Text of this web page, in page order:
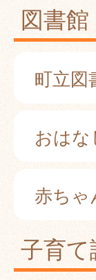
図書館
町立図
おはな
赤ちゃ
子育